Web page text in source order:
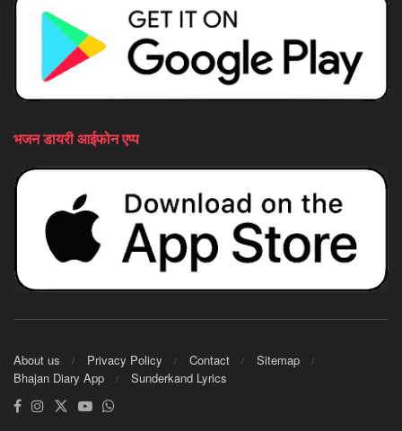
भजन डायरी आईफोन एप्प
About us Privacy Policy Contact
Sitemap
Bhajan Diary App
Sunderkand Lyrics